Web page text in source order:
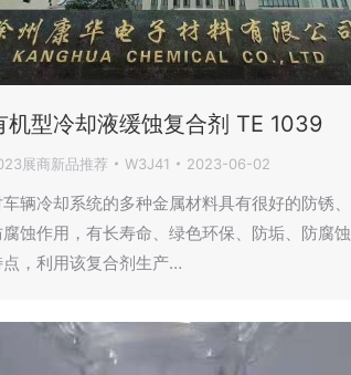
机型冷却液缓蚀复合剂 TE 1039
展商新品推荐 W3J41 2023-06-02
车辆冷却系统的多种金属材料具有很好的防锈、
腐蚀作用，有长寿命、绿色环保、防垢、防腐蚀
点，利用该复合剂生产…